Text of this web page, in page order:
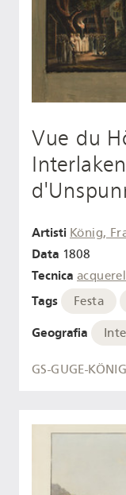
Vue du
Artisti König,
Data 1808
Tecnica
Tags Festa
Geografia
GS-GUGE-